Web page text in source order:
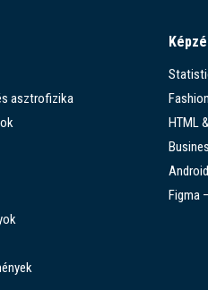
asztrofizika
HTML
Figma